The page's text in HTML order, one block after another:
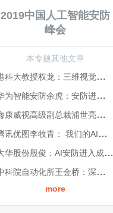
2019中国人工智能安防
峰会
本专题其他文章
港科大教授权龙：三维视觉重新定义人工智能安防
华为智能安防余虎：安防进入了新时代
海康威视高级副总裁浦世亮：我们为什么要推出“AI开放平台”？
腾讯优图李牧青： 我们的AI安防定位与战略
大华股份殷俊：AI安防进入成熟期后，“产品应用体验”的价值显然大于技术
中科院自动化所王金桥：深耕AI中台引擎，助力AI场景化、多元化落地
more